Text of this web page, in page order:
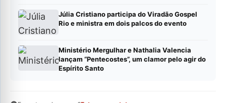
Júlia Cristiano participa do Viradão Gospel
Rio e ministra em dois palcos do evento
Ministério Mergulhar e Nathalia Valencia
lançam “Pentecostes”, um clamor pelo agir do
Espírito Santo